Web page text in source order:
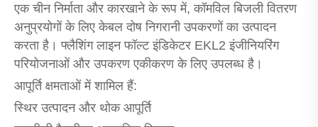
एक चीन निर्माता और कारखाने के रूप में, कॉमविल बिजली वितरण
अनुप्रयोगों के लिए केबल दोष निगरानी उपकरणों का उत्पादन
करता है। फ्लैशिंग लाइन फॉल्ट इंडिकेटर EKL2 इंजीनियरिंग
परियोजनाओं और उपकरण एकीकरण के लिए उपलब्ध है।
आपूर्ति क्षमताओं में शामिल हैं:
स्थिर उत्पादन और थोक आपूर्ति